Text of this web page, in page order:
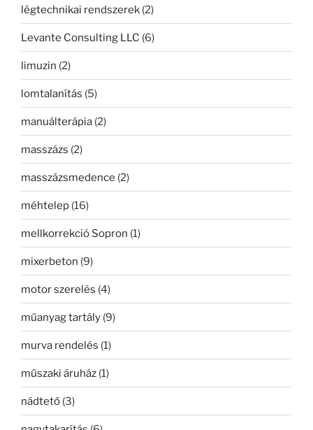
légtechnikai rendszerek (2)
Levante Consulting LLC (6)
limuzin (2)
lomtalanítás (5)
manuálterápia (2)
masszázs (2)
masszázsmedence (2)
méhtelep (16)
mellkorrekció Sopron (1)
mixerbeton (9)
motor szerelés (4)
műanyag tartály (9)
murva rendelés (1)
műszaki áruház (1)
nádtető (3)